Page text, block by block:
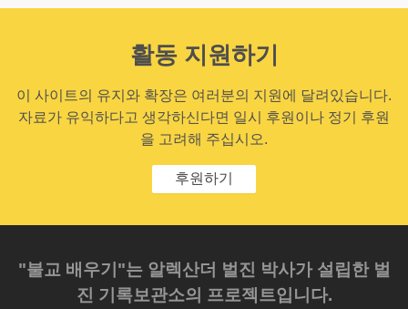
활동 지원하기
이 사이트의 유지와 확장은 여러분의 지원에 달려있습니다.
자료가 유익하다고 생각하신다면 일시 후원이나 정기 후원
을 고려해 주십시오.
후원하기
"불교 배우기"는 알렉산더 벌진 박사가 설립한 벌
진 기록보관소의 프로젝트입니다.